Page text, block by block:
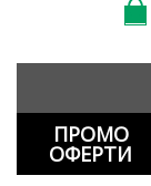
ПРОМО
ОФЕРТИ